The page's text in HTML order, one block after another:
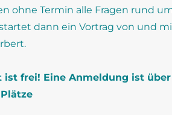
ohne Termin alle Fragen rund
dann ein Vortrag von und
ist frei! Eine Anmeldung ist